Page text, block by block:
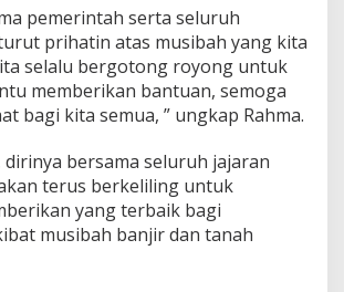
K
m
p
u
n
a
d
o
n
pemerintah serta seluruh
prihatin atas musibah yang kita
selalu bergotong royong untuk
memberikan bantuan, semoga
bagi kita semua, ” ungkap Rahma.
dirinya bersama seluruh jajaran
terus berkeliling untuk
yang terbaik bagi
musibah banjir dan tanah